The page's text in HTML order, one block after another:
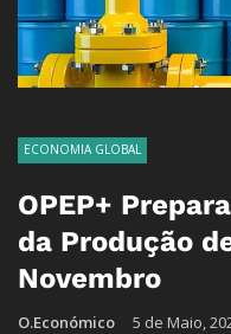
ECONOMIA GLOBAL
OPEP+
da Produção
Novembro
O.Económico 5 de Maio,